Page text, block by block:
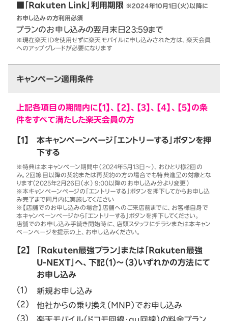
■「Rakuten Link」利用期限 ※2024年10月1日（火）以降に
お申し込みの方利用必須
プランのお申し込みの翌月末日23:59まで
※現在楽天IDを使用せずに楽天モバイルに申し込みされた方は、楽天会員
へのアップグレードが必要になります
キャンペーン適用条件
上記各項目の期間内に【1】、【2】、【3】、【4】、【5】の条
件をすべて満たした楽天会員の方
【1】
本キャンペーンページ「エントリーする」ボタンを押
下する
※特典は本キャンペーン期間中（2024年5月13日～）、おひとり様2回の
み。2回線目以降の契約または再契約の方の場合でも特典進呈の対象とな
ります（2025年2月26日（水） 9:00以降のお申し込み分より変更）
※本キャンペーンページの「エントリーする」ボタンを押下してからお申し込
み完了まで同月内に実施してください
※【店舗でのお申し込みの場合】店舗へのご来店前までに、お客様自身で
本キャンペーンページから「エントリーする」ボタンを押下してください。
店舗でのお申し込み手続き開始時に、店頭スタッフにチラシまたは本キャン
ペーンページを提示の上、お申し込みください。
【2】
「Rakuten最強プラン」または「Rakuten最強
U-NEXT」へ、下記（1）～（3）いずれかの方法にて
お申し込み
新規お申し込み
他社からの乗り換え（MNP）でお申し込み
楽天モバイル（ドコモ回線・au回線）の料金プラン